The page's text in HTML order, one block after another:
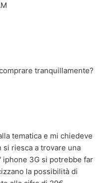
tranquillamente?
tematica e mi chiedeve
si riesca a trovare una
3G si potrebbe far
la possibilità di